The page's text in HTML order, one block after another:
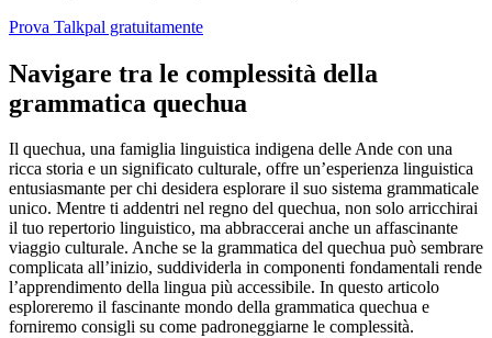
Prova Talkpal gratuitamente
Navigare tra le complessità della
grammatica quechua
Il quechua, una famiglia linguistica indigena delle Ande con una
ricca storia e un significato culturale, offre un’esperienza linguistica
entusiasmante per chi desidera esplorare il suo sistema grammaticale
unico. Mentre ti addentri nel regno del quechua, non solo arricchirai
il tuo repertorio linguistico, ma abbraccerai anche un affascinante
viaggio culturale. Anche se la grammatica del quechua può sembrare
complicata all’inizio, suddividerla in componenti fondamentali rende
l’apprendimento della lingua più accessibile. In questo articolo
esploreremo il fascinante mondo della grammatica quechua e
forniremo consigli su come padroneggiarne le complessità.